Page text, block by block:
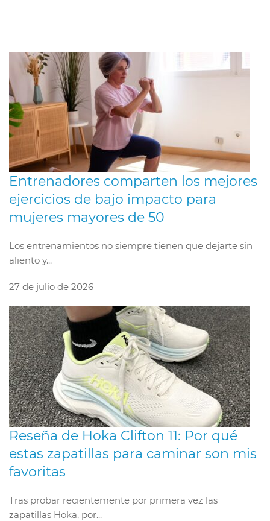
Entrenadores comparten los mejores
ejercicios de bajo impacto para
mujeres mayores de 50
Los entrenamientos no siempre tienen que dejarte sin
aliento y...
27 de julio de 2026
Reseña de Hoka Clifton 11: Por qué
estas zapatillas para caminar son mis
favoritas
Tras probar recientemente por primera vez las
zapatillas Hoka, por...